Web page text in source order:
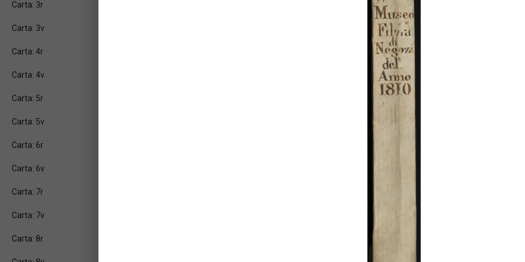
Carta: 3r
Carta: 3v
Carta: 4r
Carta: 4v
Carta: 5r
Carta: 5v
Carta: 6r
Carta: 6v
Carta: 7r
Carta: 7v
Carta: 8r